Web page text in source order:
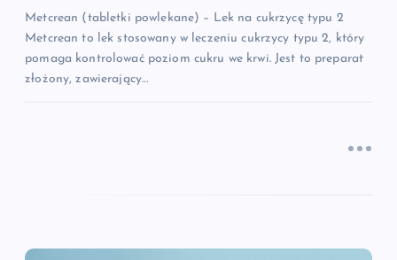
s
u
Metcrean (tabletki powlekane) – Lek na cukrzycę typu 2
Metcrean to lek stosowany w leczeniu cukrzycy typu 2, który
pomaga kontrolować poziom cukru we krwi. Jest to preparat
złożony, zawierający…